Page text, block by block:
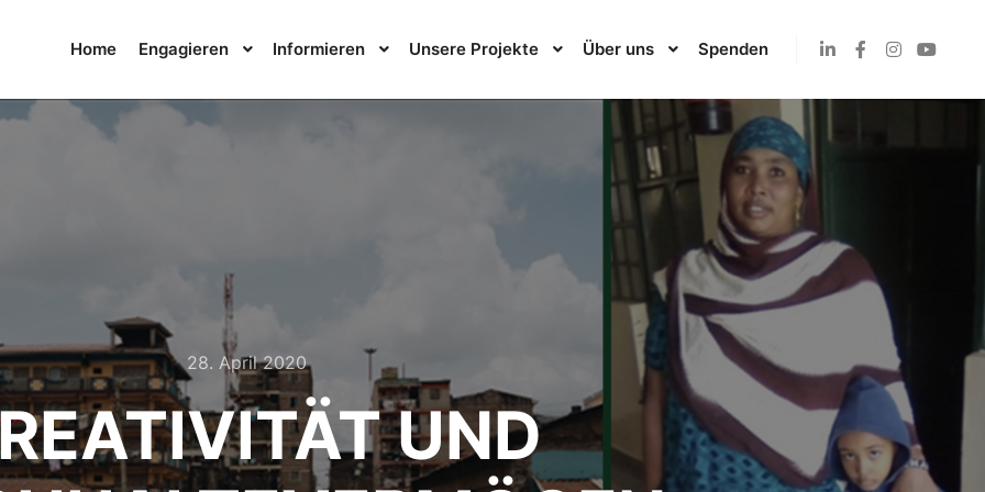
Home Engagieren Informieren Unsere Projekte Über uns Spenden
28. April 2020
UND